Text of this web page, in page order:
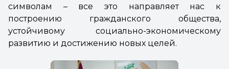
символам – все это направляет нас к
построению гражданского общества,
устойчивому социально-экономическому
развитию и достижению новых целей.